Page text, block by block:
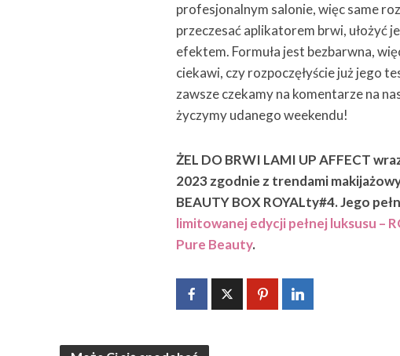
profesjonalnym salonie, więc same
przeczesać aplikatorem brwi, ułożyć
efektem. Formuła jest bezbarwna,
ciekawi, czy rozpoczęłyście już jego
zawsze czekamy na komentarze na
życzymy udanego weekendu!
ŻEL DO BRWI LAMI UP AFFECT
2023 zgodnie z trendami
BEAUTY BOX ROYALty#4. Jego
limitowanej edycji pełnej luksusu –
Pure Beauty.